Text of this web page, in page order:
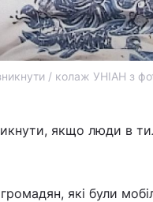
/ колаж УНІАН з
якщо люди в
які були